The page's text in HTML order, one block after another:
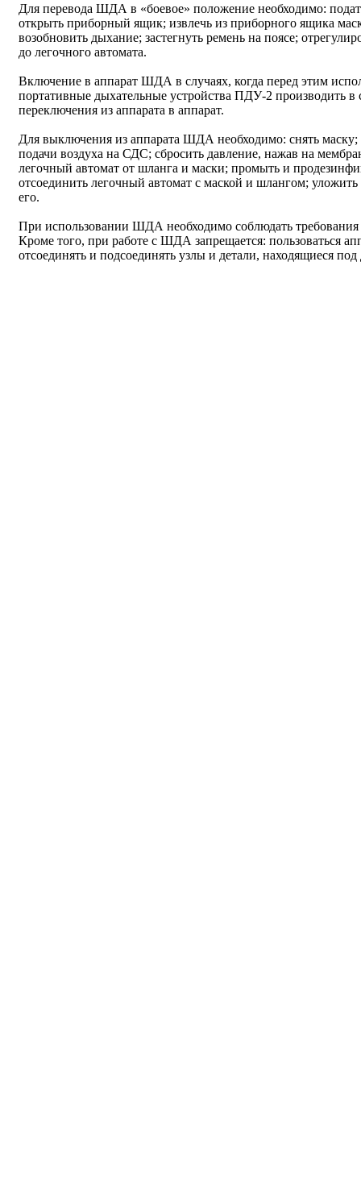
Для перевода ШДА в «боевое» положение необходимо:
открыть приборный ящик; извлечь из приборного ящика
возобновить дыхание; застегнуть ремень на поясе;
до легочного автомата.
Включение в аппарат ШДА в случаях, когда перед этим
портативные дыхательные устройства ПДУ-2 производить в
переключения из аппарата в аппарат.
Для выключения из аппарата ШДА необходимо: снять маску;
подачи воздуха на СДС; сбросить давление, нажав на
легочный автомат от шланга и маски; промыть и
отсоединить легочный автомат с маской и шлангом;
его.
При использовании ШДА необходимо соблюдать требования
Кроме того, при работе с ШДА запрещается: пользоваться
отсоединять и подсоединять узлы и детали, находящиеся